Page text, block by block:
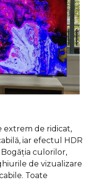
extrem de ridicat,
iar efectul HDR
culorilor,
de vizualizare
Toate